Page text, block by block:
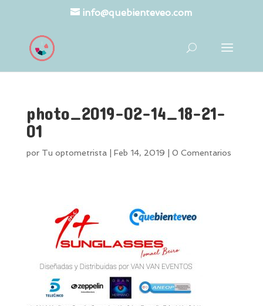
info@quebienteveo.com
photo_2019-02-14_18-21-
01
por Tu optometrista| Feb 14, 2019 0 Comentarios